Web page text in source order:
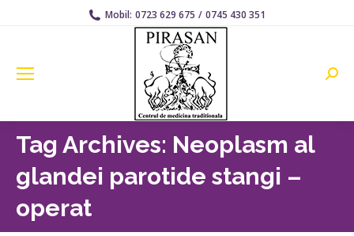
Mobil: 0723 629 675 / 0745 430 351
Tag Archives: Neoplasm al
glandei parotide stangi –
operat